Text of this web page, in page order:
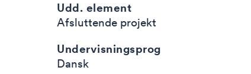
Udd. element
Afsluttende projekt
Undervisningsprog
Dansk